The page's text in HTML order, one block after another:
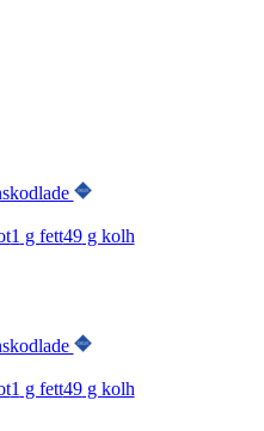
1 g fett49g kolh
1 g fett49g kolh